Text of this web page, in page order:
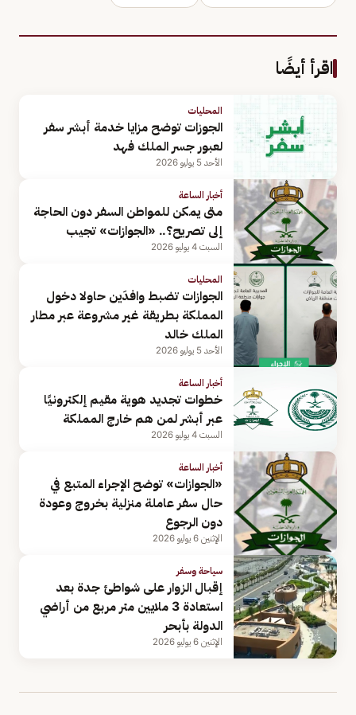
اقرأ أيضًا
المحليات
الجوزات توضح مزايا خدمة أبشر سفر
لعبور جسر الملك فهد
الأحد 5 يوليو 2026
أخبار الساعة
متى يمكن للمواطن السفر دون الحاجة
إلى تصريح؟.. «الجوازات» تجيب
السبت 4 يوليو 2026
المحليات
الجوازات تضبط وافدَين حاولا دخول
المملكة بطريقة غير مشروعة عبر مطار
الملك خالد
الأحد 5 يوليو 2026
أخبار الساعة
خطوات تجديد هوية مقيم إلكترونيًا
عبر أبشر لمن هم خارج المملكة
السبت 4 يوليو 2026
أخبار الساعة
«الجوازات» توضح الإجراء المتبع في
حال سفر عاملة منزلية بخروج وعودة
دون الرجوع
الإثنين 6 يوليو 2026
سياحة وسفر
إقبال الزوار على شواطئ جدة بعد
استعادة 3 ملايين متر مربع من أراضي
الدولة بأبحر
الإثنين 6 يوليو 2026